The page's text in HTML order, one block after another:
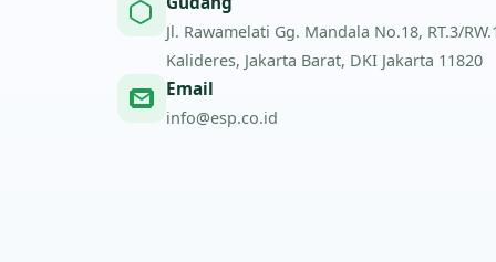
Jl. Rawamelati Gg. Mandala No.18, RT.3/
Kalideres, Jakarta Barat, DKI Jakarta 11820
Email
info@esp.co.id